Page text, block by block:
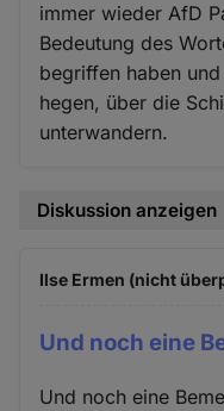
immer wieder AfD
Bedeutung des
begriffen haben
hegen, über die
unterwandern.
Diskussion anzeigen
Ilse Ermen (nicht
Und noch eine
Und noch eine